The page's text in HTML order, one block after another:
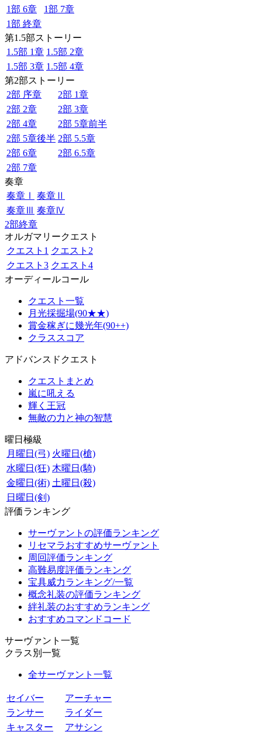
1部 6章
1部 7章
1部 終章
第1.5部ストーリー
1.5部 1章 1.5部 2章
1.5部 3章 1.5部 4章
第2部ストーリー
2部 序章
2部 1章
2部 2章
2部 3章
2部 4章
2部 5章前半
2部 5章後半 2部 5.5章
2部 6章
2部 6.5章
2部 7章
奏章
奏章Ⅰ
奏章Ⅱ
奏章Ⅲ 奏章Ⅳ
2部終章
オルガマリークエスト
クエスト1 クエスト2
クエスト3 クエスト4
オーディールコール
クエスト一覧
月光採掘場(90★★)
賞金稼ぎに幾光年(90++)
クラススコア
アドバンスドクエスト
クエストまとめ
嵐に吼える
輝く王冠
無敵の力と神の智慧
曜日極級
月曜日(弓) 火曜日(槍)
水曜日(狂) 木曜日(騎)
金曜日(術) 土曜日(殺)
日曜日(剣)
評価ランキング
サーヴァントの評価ランキング
リセマラおすすめサーヴァント
周回評価ランキング
高難易度評価ランキング
宝具威力ランキング/一覧
概念礼装の評価ランキング
絆礼装のおすすめランキング
おすすめコマンドコード
サーヴァント一覧
クラス別一覧
全サーヴァント一覧
セイバー
アーチャー
ランサー
ライダー
キャスター
アサシン